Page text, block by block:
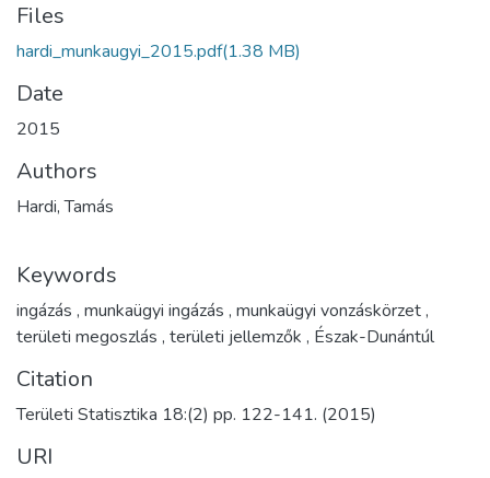
Files
hardi_munkaugyi_2015.pdf(1.38 MB)
Date
2015
Authors
Hardi, Tamás
Keywords
ingázás , munkaügyi ingázás , munkaügyi vonzáskörzet,
területi megoszlás , területi jellemzők , Észak-Dunántúl
Citation
Területi Statisztika 18:(2) pp. 122-141. (2015)
URI